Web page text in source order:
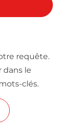
requête.
dans le
clés.